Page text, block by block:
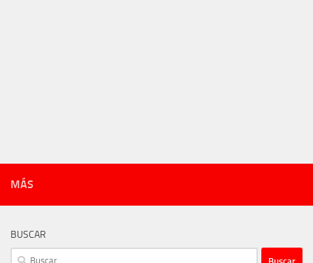
MÁS
BUSCAR
Buscar: